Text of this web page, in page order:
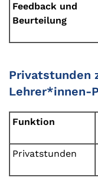
Feedback und
Beurteilung
Privatstunden
Lehrer*innen-
Funktion
Privatstunden